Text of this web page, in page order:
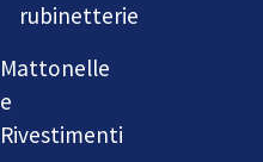
rubinetterie
Mattonelle
e
Rivestimenti